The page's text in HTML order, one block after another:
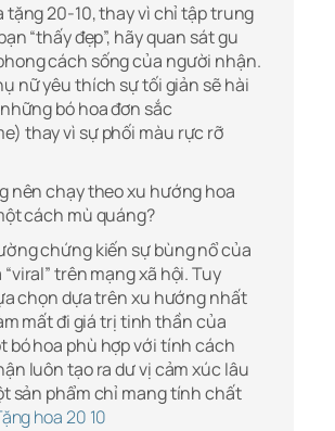
tặng 20-10, thay vì chỉ tập trung
“thấy đẹp”, hãy quan sát gu
cách sống của người nhận.
nữ yêu thích sự tối giản sẽ hài
bó hoa đơn sắc
thay vì sự phối màu rực rỡ
nên chạy theo xu hướng hoa
cách mù quáng?
chứng kiến sự bùng nổ của
trên mạng xã hội. Tuy
chọn dựa trên xu hướng nhất
mất đi giá trị tinh thần của
bó hoa phù hợp với tính cách
luôn tạo ra dư vị cảm xúc lâu
sản phẩm chỉ mang tính chất
hoa 20 10